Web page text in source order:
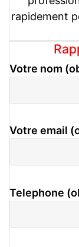
rapidement
Votre nom
Votre email
Telephone